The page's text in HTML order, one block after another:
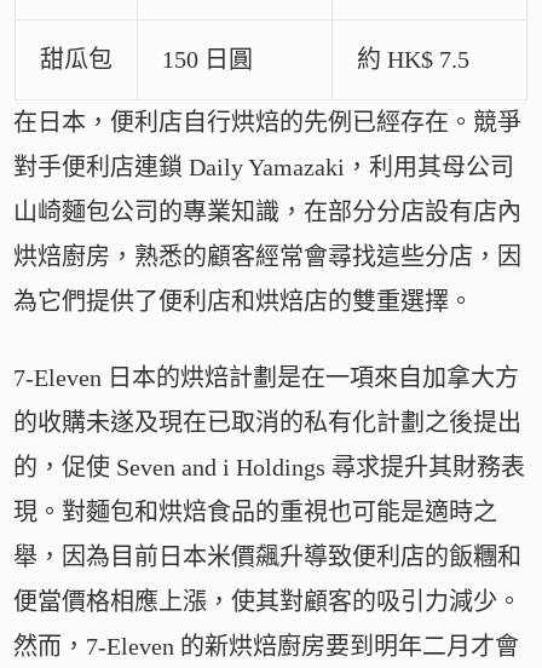
甜瓜包 150 日圓 約 HK$ 7.5
在日本，便利店自行烘焙的先例已經存在。競爭
對手便利店連鎖 Daily Yamazaki，利用其母公司
山崎麵包公司的專業知識，在部分分店設有店內
烘焙廚房，熟悉的顧客經常會尋找這些分店，因
為它們提供了便利店和烘焙店的雙重選擇。
7-Eleven 日本的烘焙計劃是在一項來自加拿大方
的收購未遂及現在已取消的私有化計劃之後提出
的，促使 Seven and i Holdings 尋求提升其財務表
現。對麵包和烘焙食品的重視也可能是適時之
舉，因為目前日本米價飆升導致便利店的飯糰和
便當價格相應上漲，使其對顧客的吸引力減少。
然而，7-Eleven 的新烘焙廚房要到明年二月才會